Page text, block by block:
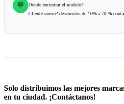
💬
Donde encontrar el modelo?
Cliente nuevo? descuentos de 10% a 70 %
Solo distribuimos las mejores
en tu ciudad. ¡Contáctanos!